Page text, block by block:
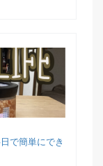
で簡単にでき